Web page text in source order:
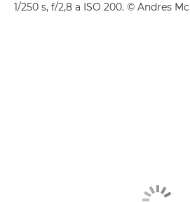
1/250 s, f/2,8 a ISO 200. © Andres